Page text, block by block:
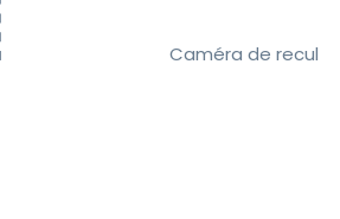
Caméra de recul